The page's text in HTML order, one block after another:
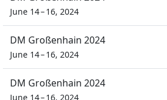
June 14 – 16, 2024
DM Großenhain 2024
June 14 – 16, 2024
DM Großenhain 2024
June 14 – 16, 2024